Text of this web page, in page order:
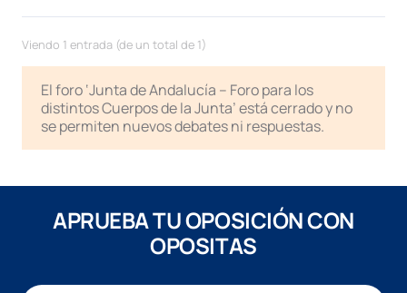
Viendo 1 entrada (de un total de 1)
El foro ‘Junta de Andalucía – Foro para los
distintos Cuerpos de la Junta’ está cerrado y no
se permiten nuevos debates ni respuestas.
APRUEBA TU OPOSICIÓN CON
OPOSITAS